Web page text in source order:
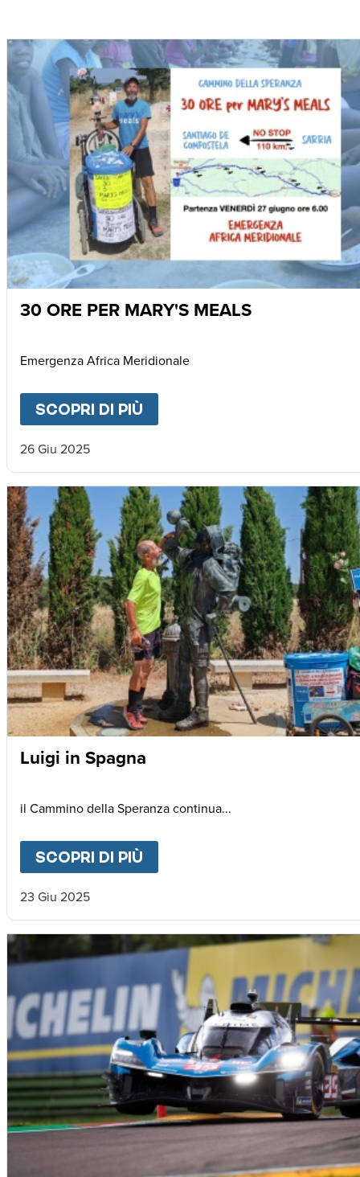
30 ORE PER MARY'S MEALS
Emergenza Africa Meridionale
SCOPRI DI PIÙ
26 Giu 2025
Luigi in Spagna
il Cammino della Speranza continua...
SCOPRI DI PIÙ
23 Giu 2025